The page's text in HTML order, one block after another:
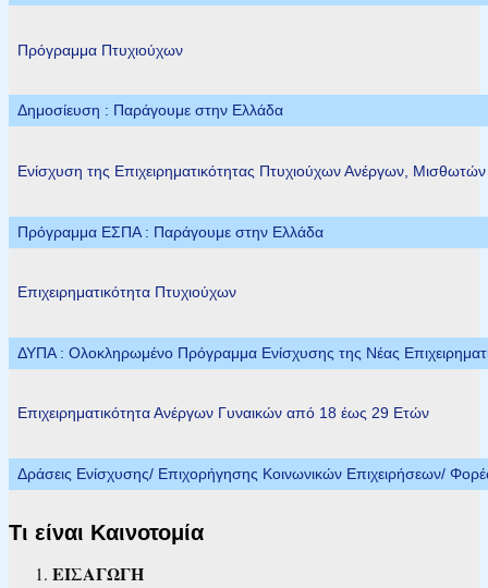
Πρόγραμμα Πτυχιούχων
Δημοσίευση : Παράγουμε στην Ελλάδα
Ενίσχυση της Επιχειρηματικότητας Πτυχιούχων Ανέργων,
Πρόγραμμα ΕΣΠΑ : Παράγουμε στην Ελλάδα
Επιχειρηματικότητα Πτυχιούχων
ΔΥΠΑ : Ολοκληρωμένο Πρόγραμμα Ενίσχυσης της Νέας
Επιχειρηματικότητα Ανέργων Γυναικών από 18 έως 29 Ετών
Δράσεις Ενίσχυσης/ Επιχορήγησης Κοινωνικών Επιχειρήσεων/
Τι είναι Καινοτομία
ΕΙΣΑΓΩΓΗ